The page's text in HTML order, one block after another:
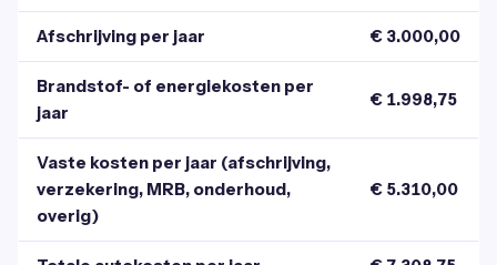
Afschrijving per jaar € 3.000,00
Brandstof- of energiekosten per
jaar
€ 1.998,75
Vaste kosten per jaar (afschrijving,
verzekering, MRB, onderhoud,
overig)
€ 5.310,00